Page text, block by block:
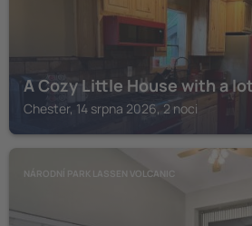
A Cozy Little House with a
Chester, 14 srpna 2026, 2 noci
NÁRODNÍ PARK LASSEN VOLCANIC